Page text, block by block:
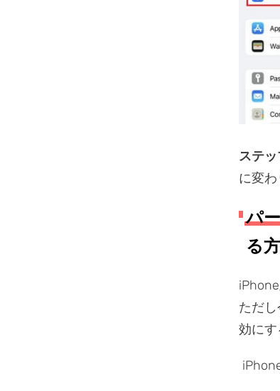
ステ
に変わ
パ
る
ただ
効にす